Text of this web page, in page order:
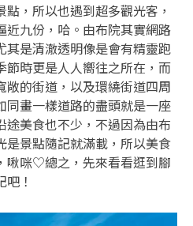
，所以也遇到超多觀光客，
近九份，哈。由布院其實網路
其是清澈透明像是會有精靈跑
節時更是人人嚮往之所在，而
敞的街道，以及環繞街道四周
同畫一樣道路的盡頭就是一座
途美食也不少，不過因為由布
是景點隨記就滿載，所以美食
啾咪♡總之，先來看看逛到腳
！